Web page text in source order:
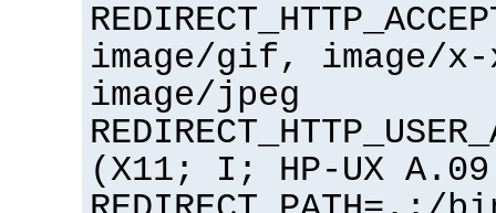
image/gif, image/x-
image/jpeg
(X11; I; HP-UX